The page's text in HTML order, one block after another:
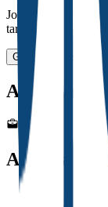
Jobber det noen
tar bare noen få
Gjør krav på siden
Antall ansatte
735
Antall